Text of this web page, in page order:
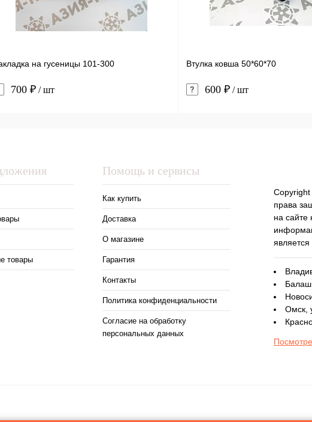
на гусеницы 101-300
700 ₽ / шт
Втулка ковша 50*60*70
600 ₽ / шт
товары
Помощь и сервисы
Как купить
Доставка
О магазине
Гарантия
Контакты
Политика конфиденциальности
Согласие на обработку
персональных данных
права
на сайте
Омск,